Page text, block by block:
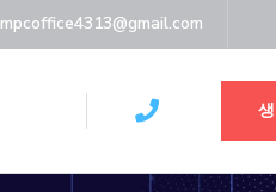
mpcoffice4313@gmail.com